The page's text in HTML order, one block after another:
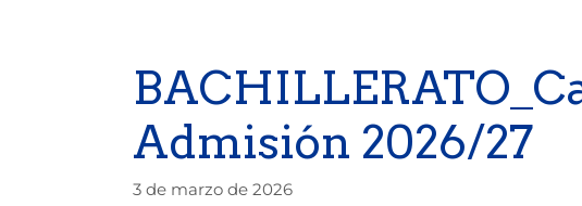
Admisión 2026/27
3 de marzo de 2026